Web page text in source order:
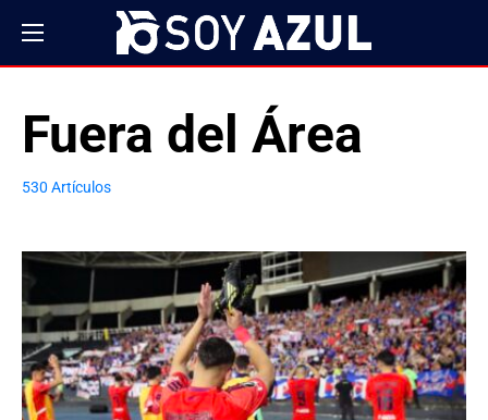
Fuera del Área
530 Artículos